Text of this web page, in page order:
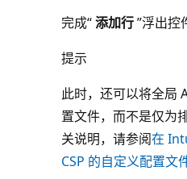
完成“添加行”浮出控
提示
此时，还可以将全局
置文件，而不是仅为
关说明，请参阅在
CSP 的自定义配置文